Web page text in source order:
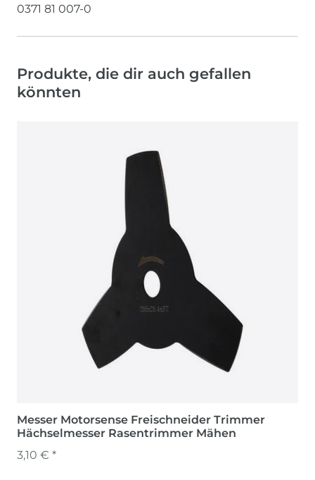
0371 81 007-0
Produkte, die dir auch gefallen
könnten
Messer Motorsense Freischneider Trimmer
Hächselmesser Rasentrimmer Mähen
3,10 € *